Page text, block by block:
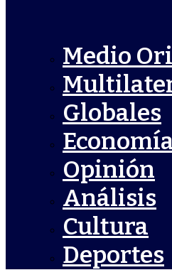
Medio
Globales
Opinión
Análisis
Cultura
Deportes